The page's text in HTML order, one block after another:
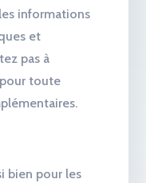
informations
et
pas à
pour toute
bien pour les